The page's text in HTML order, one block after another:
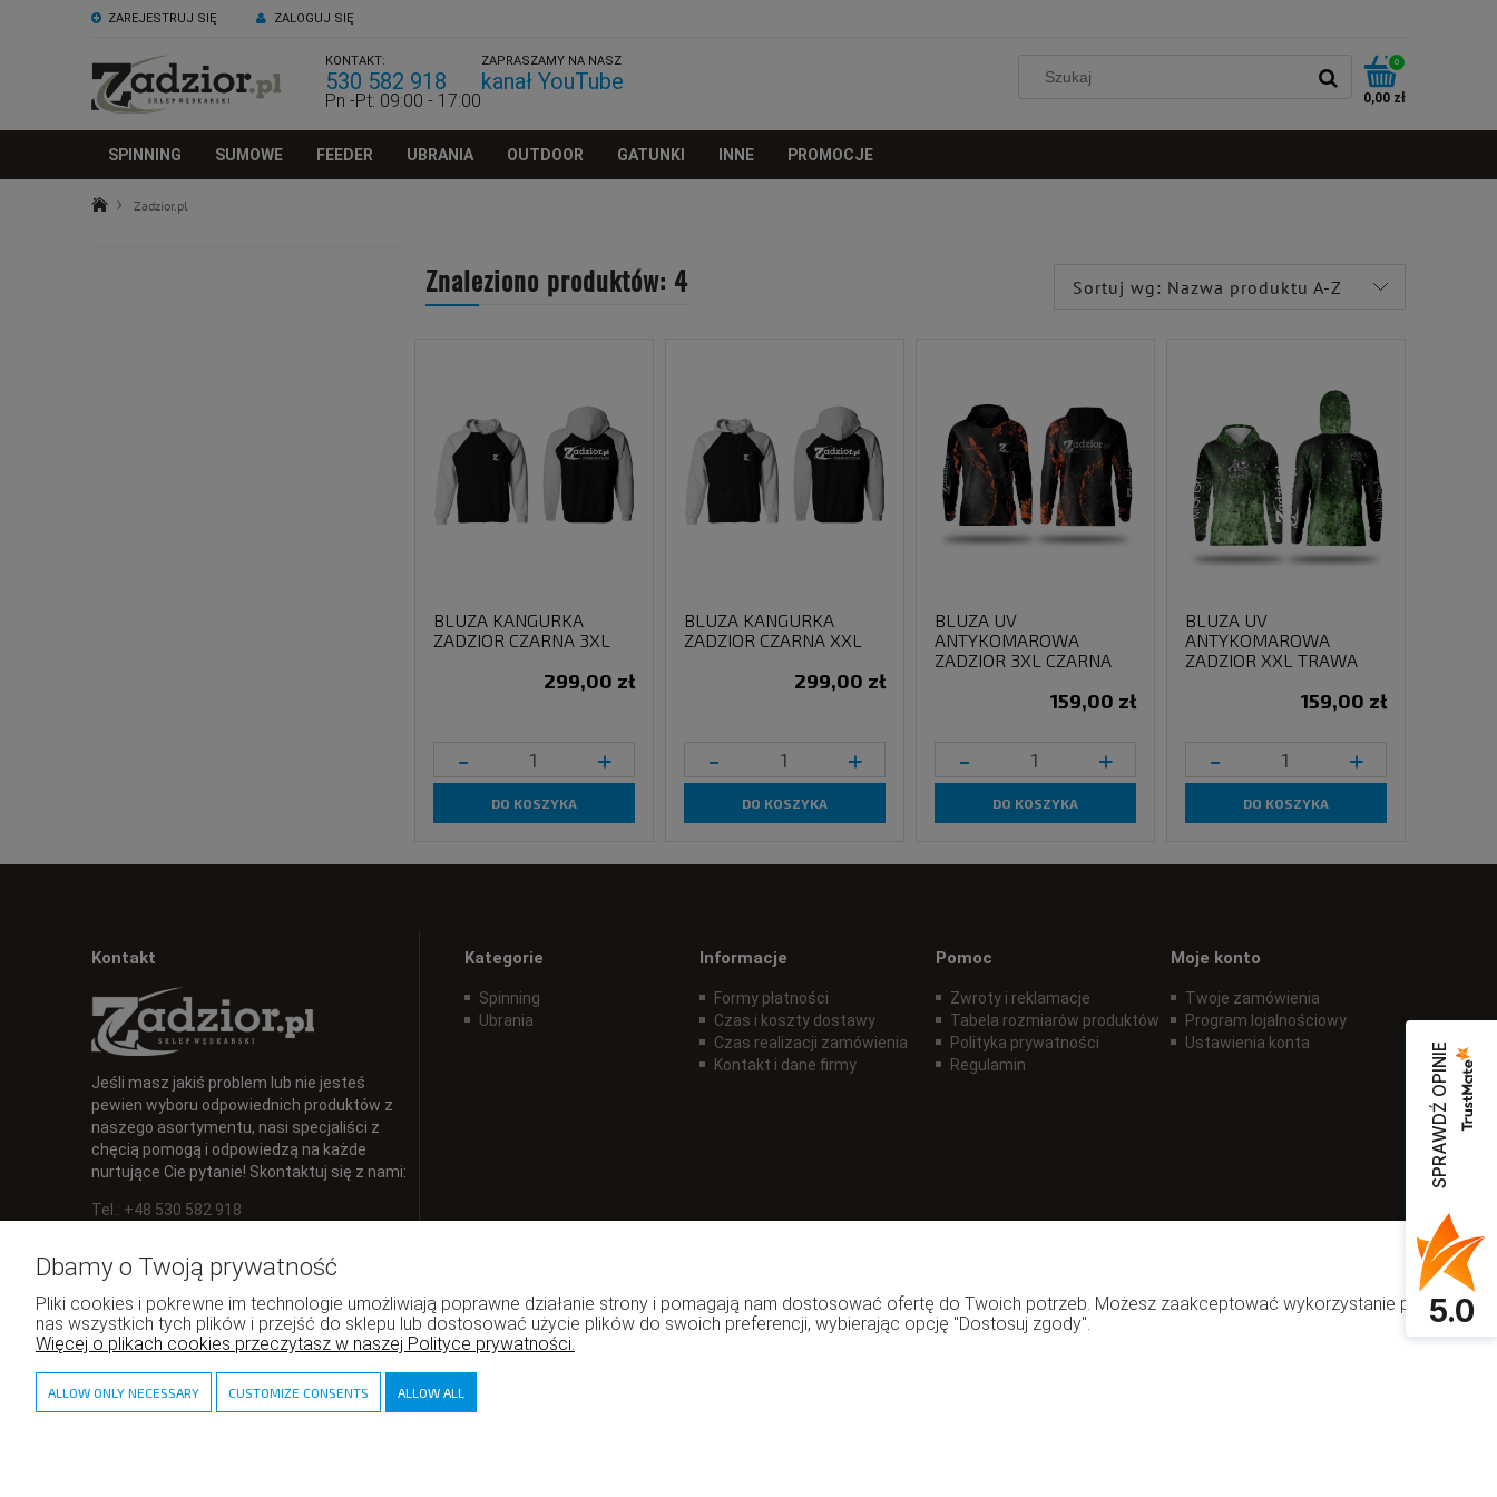
ZAREJESTRUJ SIĘ ZALOGUJ SIĘ
KONTAKT:
530 582 918
Pn -Pt: 09:00 - 17:00
ZAPRASZAMY NA NASZ
kanał YouTube
0
0,00 zł
SPINNING SUMOWE FEEDER UBRANIA OUTDOOR GATUNKI INNE PROMOCJE
Zadzior.pl
Znaleziono produktów: 4 Sortuj wg: Nazwa produktu A-Z
BLUZA KANGURKA
ZADZIOR CZARNA 3XL
299,00 zł
- +
DO KOSZYKA
BLUZA KANGURKA
ZADZIOR CZARNA XXL
299,00 zł
- +
DO KOSZYKA
BLUZA UV
ANTYKOMAROWA
ZADZIOR 3XL CZARNA
159,00 zł
- +
DO KOSZYKA
BLUZA UV
ANTYKOMAROWA
ZADZIOR XXL TRAWA
159,00 zł
- +
DO KOSZYKA
Kontakt
Jeśli masz jakiś problem lub nie jesteś
pewien wyboru odpowiednich produktów z
naszego asortymentu, nasi specjaliści z
chęcią pomogą i odpowiedzą na każde
nurtujące Cie pytanie! Skontaktuj się z nami:
Tel.: +48 530 582 918
Kategorie
Spinning
Ubrania
Informacje
Formy płatności
Czas i koszty dostawy
Czas realizacji zamówienia
Kontakt i dane firmy
Pomoc
Zwroty i reklamacje
Tabela rozmiarów produktów
Polityka prywatności
Regulamin
Moje konto
Twoje zamówienia
Program lojalnościowy
Ustawienia konta
SPRAWDŹ OPINIE
5.0
Dbamy o Twoją prywatność
Pliki cookies i pokrewne im technologie umożliwiają poprawne działanie strony i pomagają nam dostosować ofertę do Twoich potrzeb. Możesz zaakceptować wykorzystanie przez
nas wszystkich tych plików i przejść do sklepu lub dostosować użycie plików do swoich preferencji, wybierając opcję "Dostosuj zgody".
Więcej o plikach cookies przeczytasz w naszej Polityce prywatności.
ALLOW ONLY NECESSARY CUSTOMIZE CONSENTS ALLOW ALL